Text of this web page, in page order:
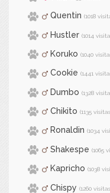
Quentin (1018
Hustler (1014
Koruko (1040
Cookie (1441
Dumbo (1328
Chikito (1135
Ronaldin (1034
Shakespe (1065
Kapricho (1038
Chispy (1260